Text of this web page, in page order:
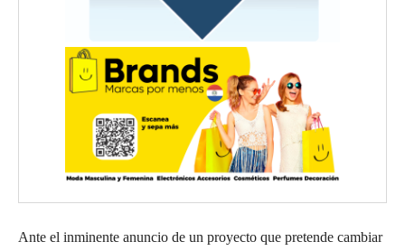
Ante el inminente anuncio de un proyecto que pretende cambiar